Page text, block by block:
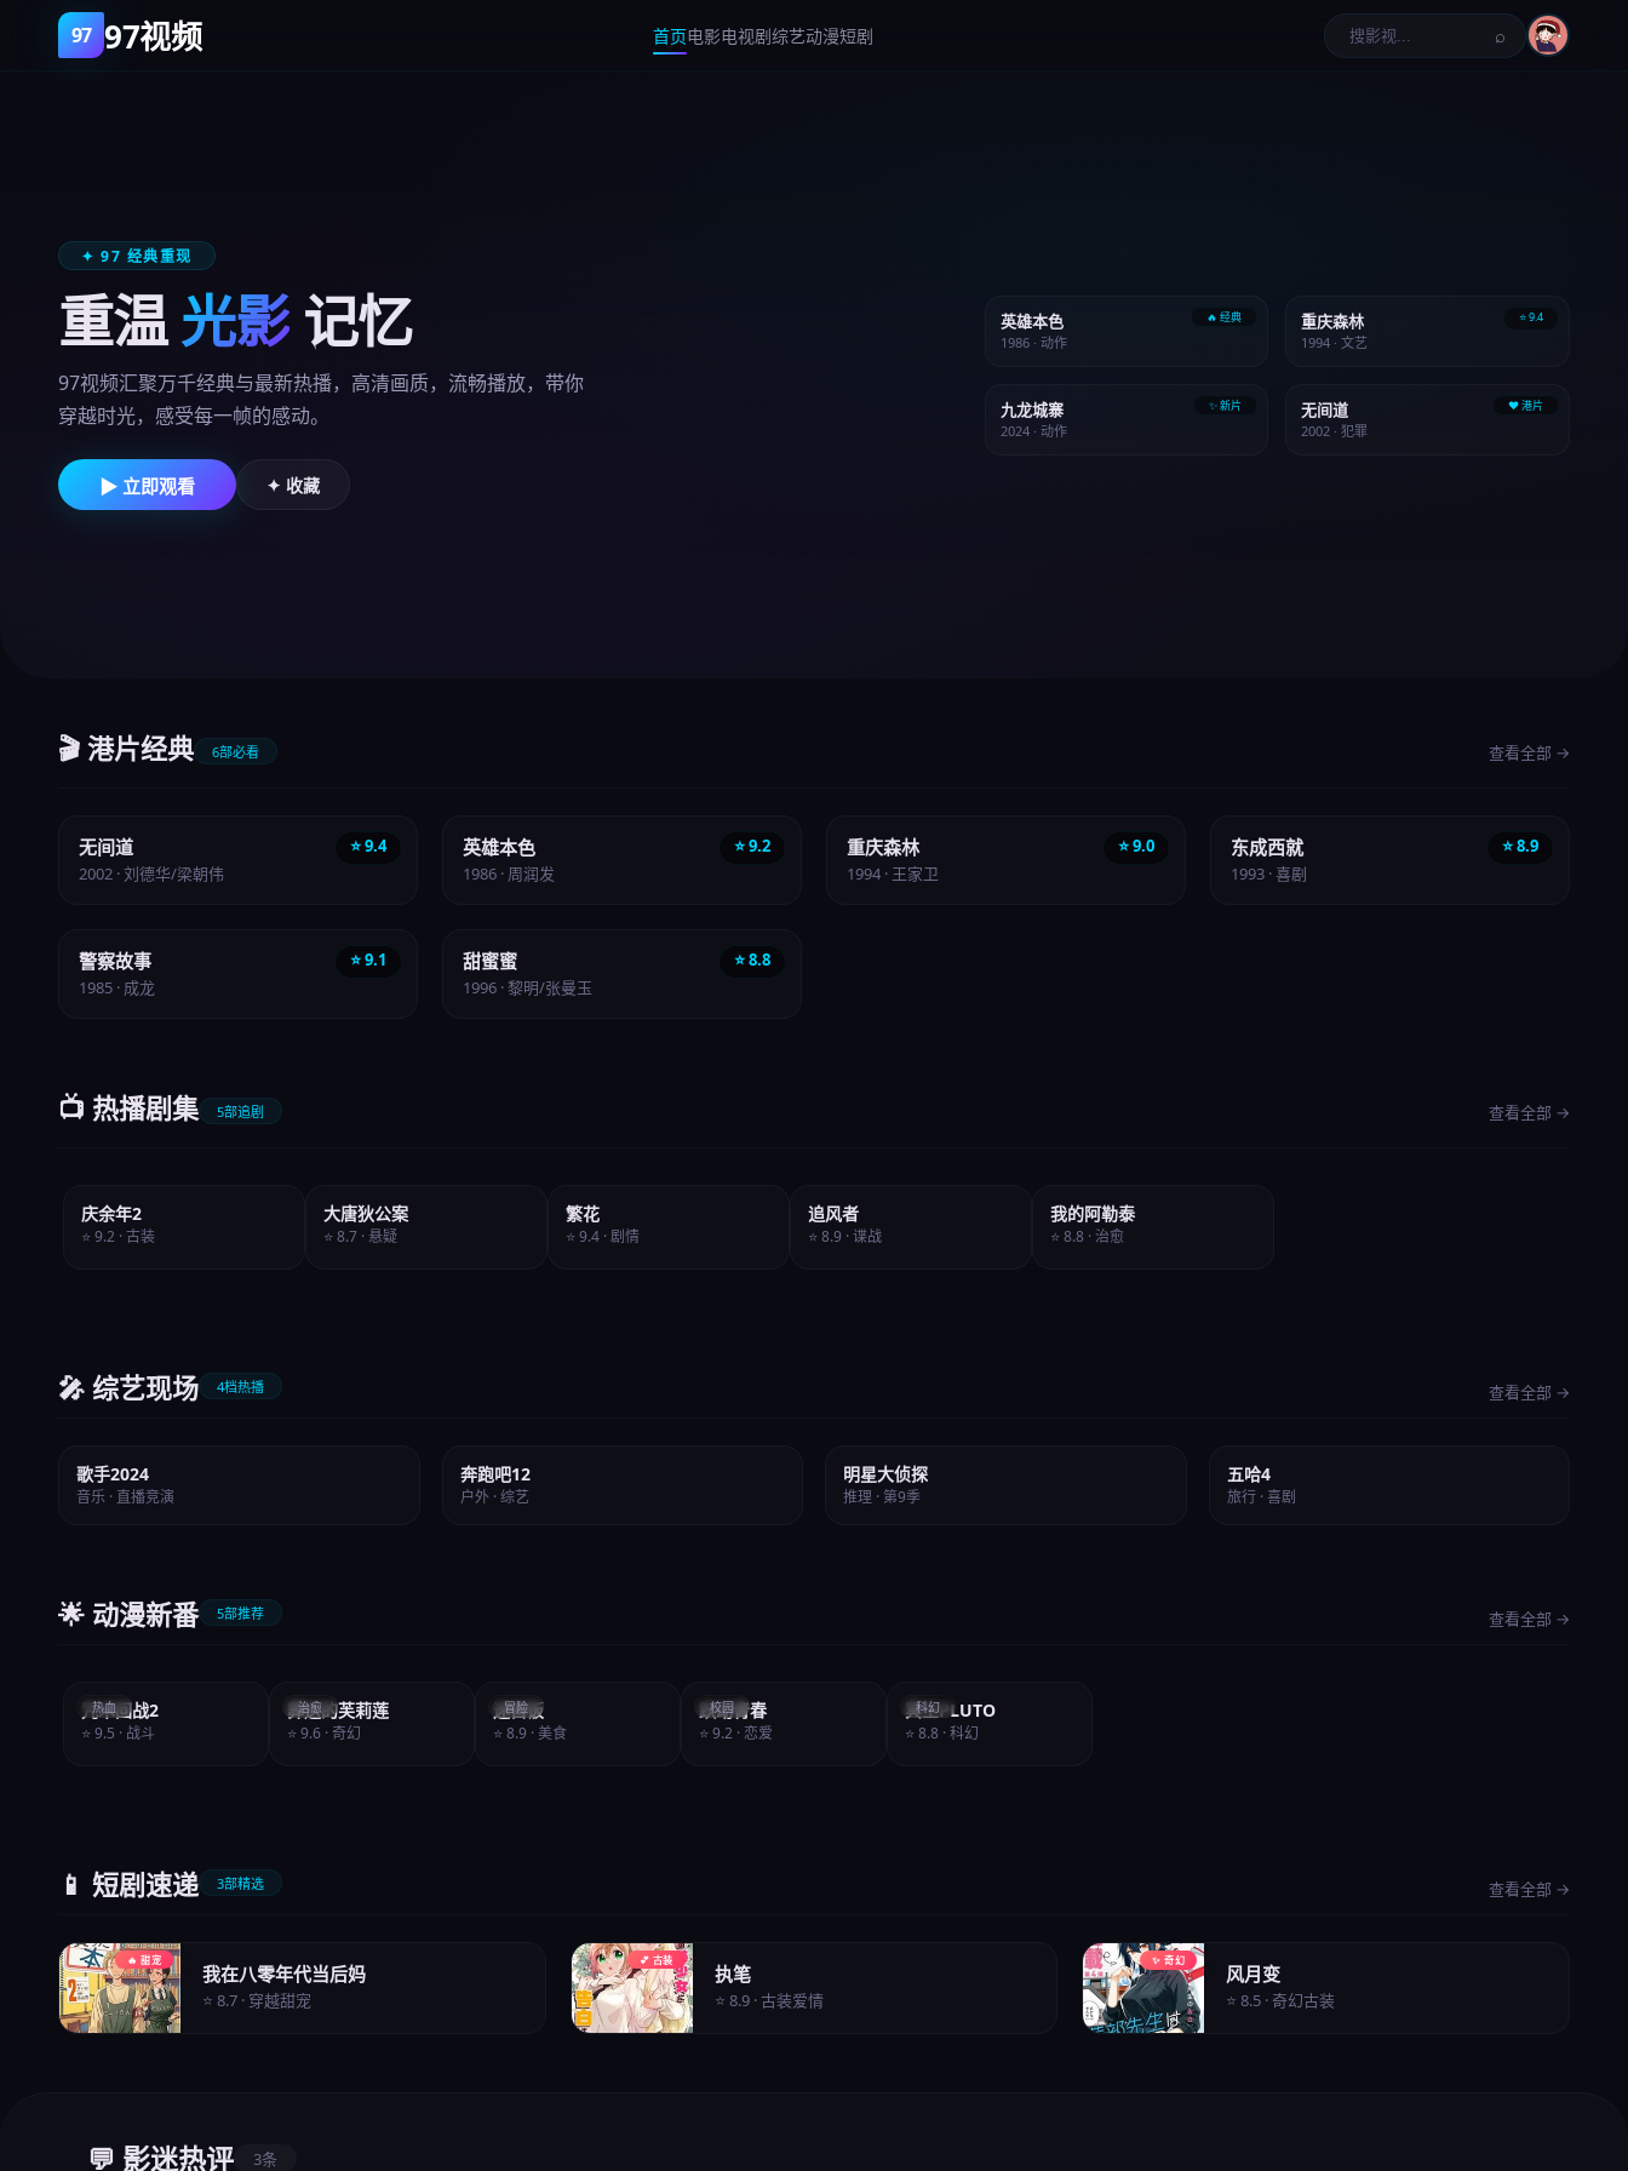
97视频 首页电影电视剧综艺动漫短剧 ⌕
✦ 97 经典重现
重温光影 记忆
97视频汇聚万千经典与最新热播，高清画质，流畅播放，带你
穿越时光，感受每一帧的感动。
▶ 立即观看 ✦ 收藏
🔥 经典
英雄本色
1986 · 动作
⭐ 9.4
重庆森林
1994 · 文艺
✨ 新片
九龙城寨
2024 · 动作
❤️ 港片
无间道
2002 · 犯罪
🎬 港片经典 6部必看 查看全部 →
⭐ 9.4
无间道
2002 · 刘德华/梁朝伟
⭐ 9.2
英雄本色
1986 · 周润发
⭐ 9.0
重庆森林
1994 · 王家卫
⭐ 8.9
东成西就
1993 · 喜剧
⭐ 9.1
警察故事
1985 · 成龙
⭐ 8.8
甜蜜蜜
1996 · 黎明/张曼玉
📺 热播剧集 5部追剧 查看全部 →
庆余年2
⭐ 9.2 · 古装
大唐狄公案
⭐ 8.7 · 悬疑
繁花
⭐ 9.4 · 剧情
追风者
⭐ 8.9 · 谍战
我的阿勒泰
⭐ 8.8 · 治愈
🎤 综艺现场 4档热播
查看全部 →
歌手2024
音乐 · 直播竞演
奔跑吧12
户外 · 综艺
明星大侦探
推理 · 第9季
五哈4
旅行 · 喜剧
🌟 动漫新番 5部推荐 查看全部 →
热血
咒术回战2
⭐ 9.5 · 战斗
治愈
葬送的芙莉莲
⭐ 9.6 · 奇幻
冒险
迷宫饭
⭐ 8.9 · 美食
校园
跃动青春
⭐ 9.2 · 恋爱
科幻
冥王PLUTO
⭐ 8.8 · 科幻
📱 短剧速递 3部精选 查看全部 →
🔥 甜宠
我在八零年代当后妈
⭐ 8.7 · 穿越甜宠
💕 古装
执笔
⭐ 8.9 · 古装爱情
✨ 奇幻
风月变
⭐ 8.5 · 奇幻古装
💬 影迷热评 3条